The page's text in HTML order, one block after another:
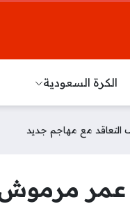
الكرة السعودية
مع مهاجم جديد
مرموش